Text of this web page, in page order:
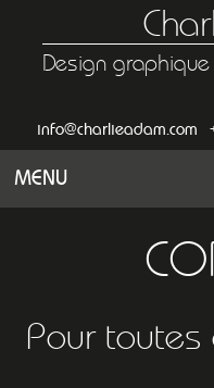
Design
info@charlieadam.com
MENU
Pour